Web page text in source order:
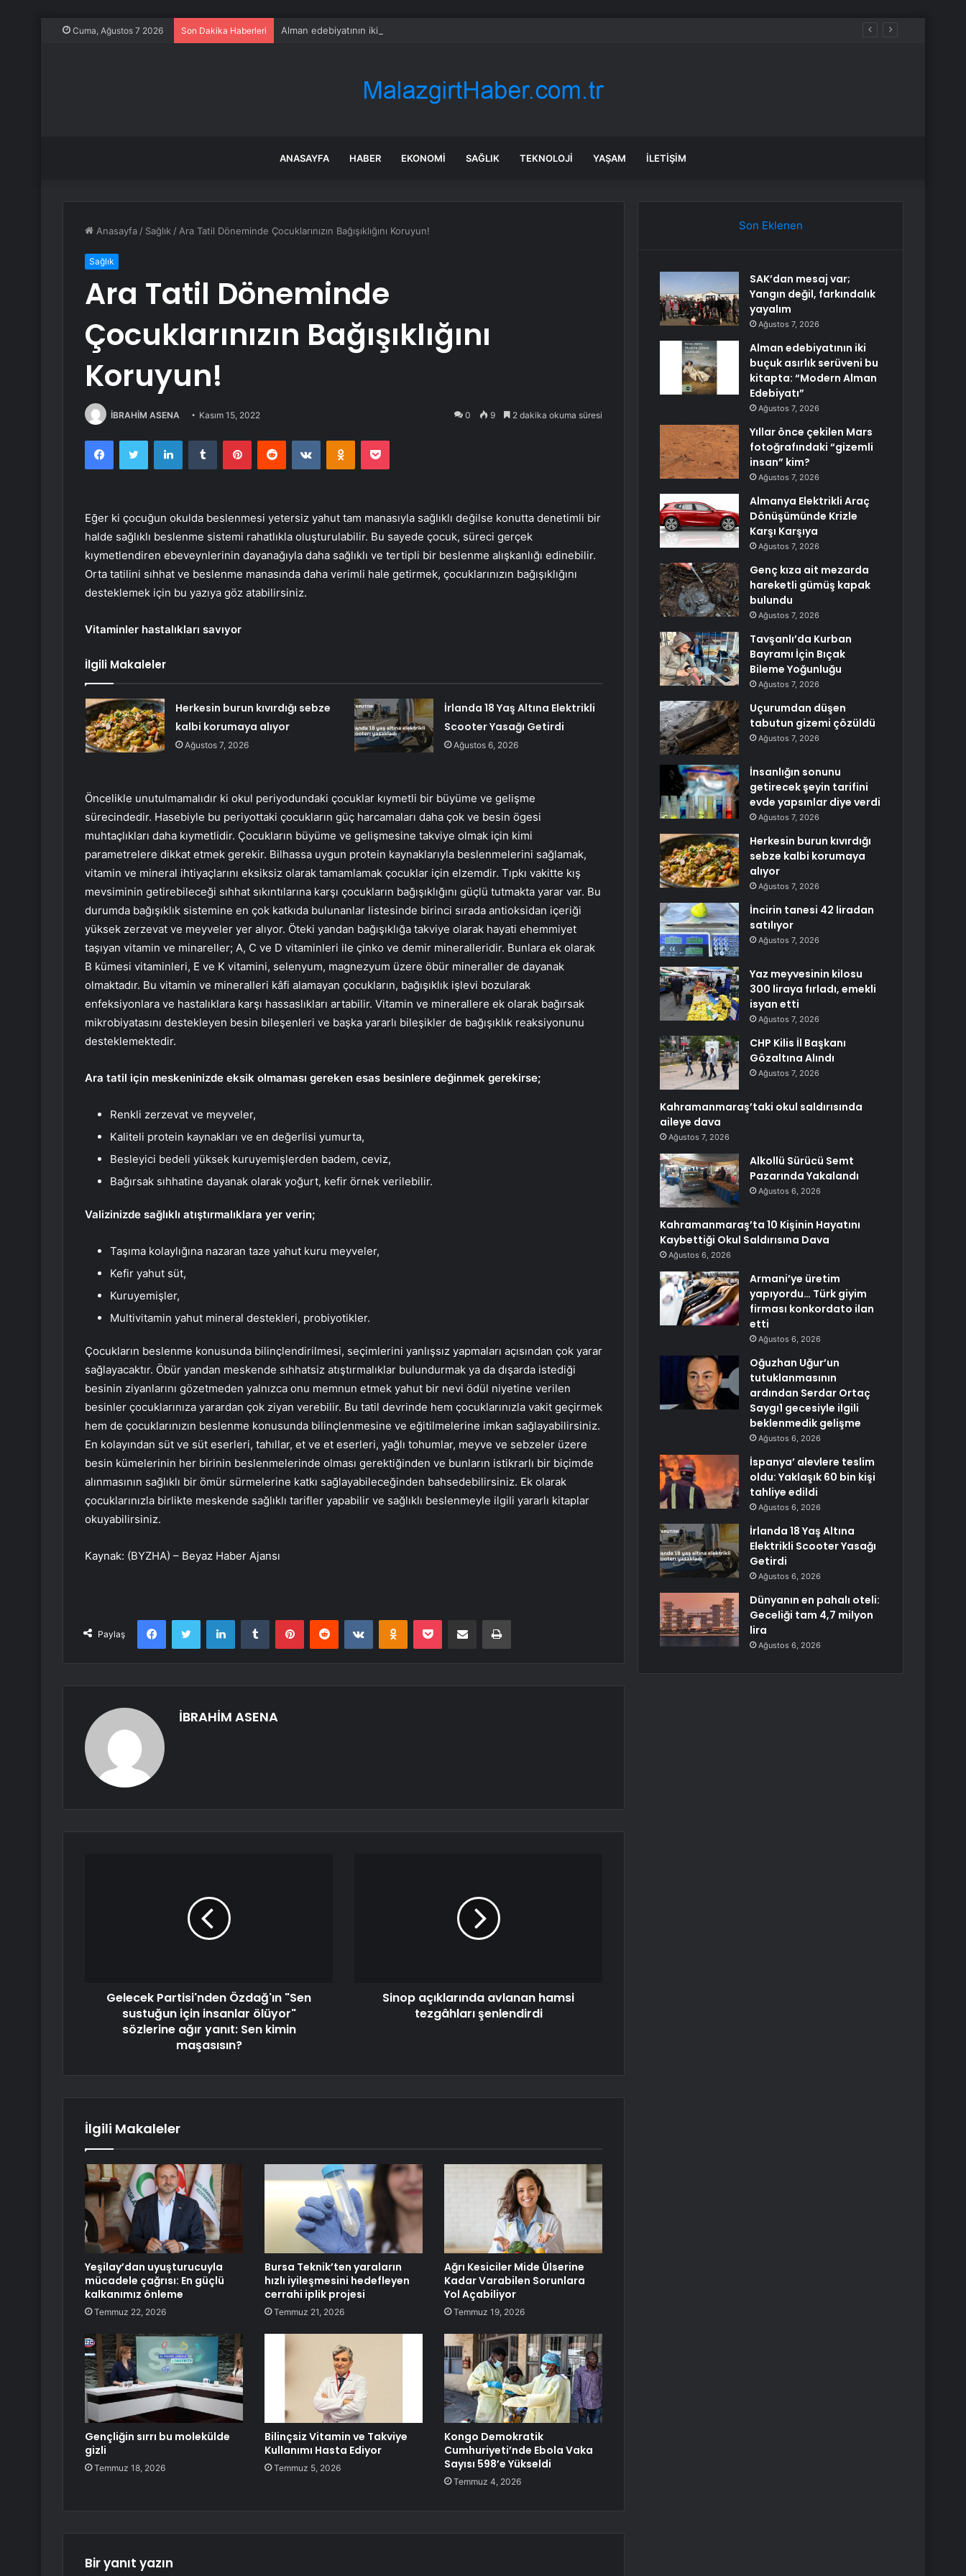
Cuma, Ağustos 7 2026 Son Dakika Haberleri Alman edebiyatının iki buçuk asırlık serüveni bu kitapta: “Modern Alman Edebiyatı”
ANASAYFA HABER EKONOMI SAĞLIK TEKNOLOJI YAŞAM İLETIŞIM
Anasayfa / Sağlık / Ara Tatil Döneminde Çocuklarınızın Bağışıklığını Koruyun!
Sağlık
Ara Tatil Döneminde
Çocuklarınızın Bağışıklığını
Koruyun!
İBRAHİM ASENA Kasım 15, 2022 0 9 2 dakika okuma süresi
FacebookTwitter LinkedInTumblr PinterestReddit VKontakteOdnoklassniki
Pocket
Eğer ki çocuğun okulda beslenmesi yetersiz yahut tam manasıyla sağlıklı değilse konutta denetimli bir
halde sağlıklı beslenme sistemi rahatlıkla oluşturulabilir. Bu sayede çocuk, süreci gerçek
kıymetlendiren ebeveynlerinin dayanağıyla daha sağlıklı ve tertipli bir beslenme alışkanlığı edinebilir.
Orta tatilini sıhhat ve beslenme manasında daha verimli hale getirmek, çocuklarınızın bağışıklığını
desteklemek için bu yazıya göz atabilirsiniz.
Vitaminler hastalıkları savıyor
İlgili Makaleler
Herkesin burun kıvırdığı sebze
kalbi korumaya alıyor
Ağustos 7, 2026
İrlanda 18 Yaş Altına Elektrikli
Scooter Yasağı Getirdi
Ağustos 6, 2026
Öncelikle unutulmamalıdır ki okul periyodundaki çocuklar kıymetli bir büyüme ve gelişme
sürecindedir. Hasebiyle bu periyottaki çocukların güç harcamaları daha çok ve besin ögesi
muhtaçlıkları daha kıymetlidir. Çocukların büyüme ve gelişmesine takviye olmak için kimi
parametrelere dikkat etmek gerekir. Bilhassa uygun protein kaynaklarıyla beslenmelerini sağlamak,
vitamin ve mineral ihtiyaçlarını eksiksiz olarak tamamlamak çocuklar için elzemdir. Tıpkı vakitte kış
mevsiminin getirebileceği sıhhat sıkıntılarına karşı çocukların bağışıklığını güçlü tutmakta yarar var. Bu
durumda bağışıklık sistemine en çok katkıda bulunanlar listesinde birinci sırada antioksidan içeriği
yüksek zerzevat ve meyveler yer alıyor. Öteki yandan bağışıklığa takviye olarak hayati ehemmiyet
taşıyan vitamin ve minareller; A, C ve D vitaminleri ile çinko ve demir mineralleridir. Bunlara ek olarak
B kümesi vitaminleri, E ve K vitamini, selenyum, magnezyum üzere öbür mineraller de dayanak
olmaktadır. Bu vitamin ve mineralleri kâfi alamayan çocukların, bağışıklık işlevi bozularak
enfeksiyonlara ve hastalıklara karşı hassaslıkları artabilir. Vitamin ve minerallere ek olarak bağırsak
mikrobiyatasını destekleyen besin bileşenleri ve başka yararlı bileşikler de bağışıklık reaksiyonunu
desteklemektedir.
Ara tatil için meskeninizde eksik olmaması gereken esas besinlere değinmek gerekirse;
Renkli zerzevat ve meyveler,
Kaliteli protein kaynakları ve en değerlisi yumurta,
Besleyici bedeli yüksek kuruyemişlerden badem, ceviz,
Bağırsak sıhhatine dayanak olarak yoğurt, kefir örnek verilebilir.
Valizinizde sağlıklı atıştırmalıklara yer verin;
Taşıma kolaylığına nazaran taze yahut kuru meyveler,
Kefir yahut süt,
Kuruyemişler,
Multivitamin yahut mineral destekleri, probiyotikler.
Çocukların beslenme konusunda bilinçlendirilmesi, seçimlerini yanlışsız yapmaları açısından çok yarar
sağlayacaktır. Öbür yandan meskende sıhhatsiz atıştırmalıklar bulundurmak ya da dışarda istediği
besinin ziyanlarını gözetmeden yalnızca onu memnun etmek yahut bir nevi ödül niyetine verilen
besinler çocuklarınıza yarardan çok ziyan verebilir. Bu tatil devrinde hem çocuklarınızla vakit geçirmek
hem de çocuklarınızın beslenme konusunda bilinçlenmesine ve eğitilmelerine imkan sağlayabilirsiniz.
En kolayından süt ve süt eserleri, tahıllar, et ve et eserleri, yağlı tohumlar, meyve ve sebzeler üzere
besin kümelerinin her birinin beslenmelerinde olması gerektiğinden ve bunların istikrarlı bir biçimde
alınmasının sağlıklı bir ömür sürmelerine katkı sağlayabileceğinden bahsedebilirsiniz. Ek olarak
çocuklarınızla birlikte meskende sağlıklı tarifler yapabilir ve sağlıklı beslenmeyle ilgili yararlı kitaplar
okuyabilirsiniz.
Kaynak: (BYZHA) – Beyaz Haber Ajansı
Paylaş
FacebookTwitter LinkedInTumblr PinterestReddit VKontakteOdnoklassniki
Pocket E-Posta ile paylaş Yazdır
İBRAHİM ASENA
Gelecek Partisi'nden Özdağ'ın "Sen
sustuğun için insanlar ölüyor"
sözlerine ağır yanıt: Sen kimin
maşasısın?
Sinop açıklarında avlanan hamsi
tezgâhları şenlendirdi
İlgili Makaleler
Yeşilay’dan uyuşturucuyla
mücadele çağrısı: En güçlü
kalkanımız önleme
Temmuz 22, 2026
Bursa Teknik’ten yaraların
hızlı iyileşmesini hedefleyen
cerrahi iplik projesi
Temmuz 21, 2026
Ağrı Kesiciler Mide Ülserine
Kadar Varabilen Sorunlara
Yol Açabiliyor
Temmuz 19, 2026
Gençliğin sırrı bu molekülde
gizli
Temmuz 18, 2026
Bilinçsiz Vitamin ve Takviye
Kullanımı Hasta Ediyor
Temmuz 5, 2026
Kongo Demokratik
Cumhuriyeti’nde Ebola Vaka
Sayısı 598’e Yükseldi
Temmuz 4, 2026
Bir yanıt yazın
Son Eklenen
SAK’dan mesaj var;
Yangın değil, farkındalık
yayalım
Ağustos 7, 2026
Alman edebiyatının iki
buçuk asırlık serüveni bu
kitapta: “Modern Alman
Edebiyatı”
Ağustos 7, 2026
Yıllar önce çekilen Mars
fotoğrafındaki “gizemli
insan” kim?
Ağustos 7, 2026
Almanya Elektrikli Araç
Dönüşümünde Krizle
Karşı Karşıya
Ağustos 7, 2026
Genç kıza ait mezarda
hareketli gümüş kapak
bulundu
Ağustos 7, 2026
Tavşanlı’da Kurban
Bayramı İçin Bıçak
Bileme Yoğunluğu
Ağustos 7, 2026
Uçurumdan düşen
tabutun gizemi çözüldü
Ağustos 7, 2026
İnsanlığın sonunu
getirecek şeyin tarifini
evde yapsınlar diye verdi
Ağustos 7, 2026
Herkesin burun kıvırdığı
sebze kalbi korumaya
alıyor
Ağustos 7, 2026
İncirin tanesi 42 liradan
satılıyor
Ağustos 7, 2026
Yaz meyvesinin kilosu
300 liraya fırladı, emekli
isyan etti
Ağustos 7, 2026
CHP Kilis İl Başkanı
Gözaltına Alındı
Ağustos 7, 2026
Kahramanmaraş’taki okul saldırısında
aileye dava
Ağustos 7, 2026
Alkollü Sürücü Semt
Pazarında Yakalandı
Ağustos 6, 2026
Kahramanmaraş’ta 10 Kişinin Hayatını
Kaybettiği Okul Saldırısına Dava
Ağustos 6, 2026
Armani’ye üretim
yapıyordu… Türk giyim
firması konkordato ilan
etti
Ağustos 6, 2026
Oğuzhan Uğur’un
tutuklanmasının
ardından Serdar Ortaç
Saygı1 gecesiyle ilgili
beklenmedik gelişme
Ağustos 6, 2026
İspanya’ alevlere teslim
oldu: Yaklaşık 60 bin kişi
tahliye edildi
Ağustos 6, 2026
İrlanda 18 Yaş Altına
Elektrikli Scooter Yasağı
Getirdi
Ağustos 6, 2026
Dünyanın en pahalı oteli:
Geceliği tam 4,7 milyon
lira
Ağustos 6, 2026